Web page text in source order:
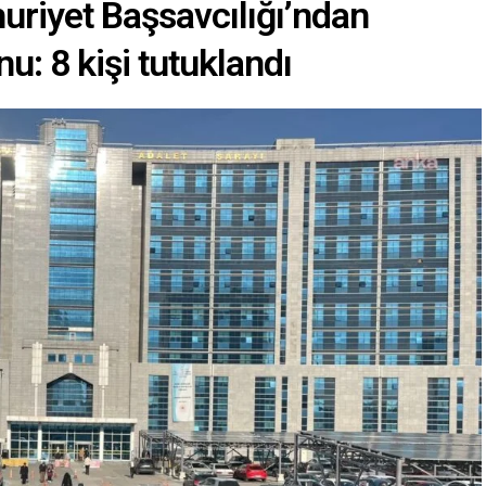
Başsavcılığı’ndan
8 kişi tutuklandı